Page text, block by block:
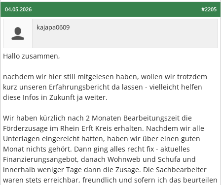
#2205
04.05.2026
kajapa0609
Hallo zusammen,
nachdem wir hier still mitgelesen haben, wollen wir trotzdem
kurz unseren Erfahrungsbericht da lassen - vielleicht helfen
diese Infos in Zukunft ja weiter.
Wir haben kürzlich nach 2 Monaten Bearbeitungszeit die
Förderzusage im Rhein Erft Kreis erhalten. Nachdem wir alle
Unterlagen eingereicht hatten, haben wir über einen guten
Monat nichts gehört. Dann ging alles recht fix - aktuelles
Finanzierungsangebot, danach Wohnweb und Schufa und
innerhalb weniger Tage dann die Zusage. Die Sachbearbeiter
waren stets erreichbar, freundlich und sofern ich das beurteilen